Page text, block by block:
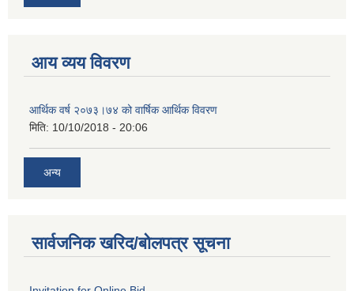
आय व्यय विवरण
आर्थिक वर्ष २०७३।७४ को वार्षिक आर्थिक विवरण
मिति: 10/10/2018 - 20:06
अन्य
सार्वजनिक खरिद/बोलपत्र सूचना